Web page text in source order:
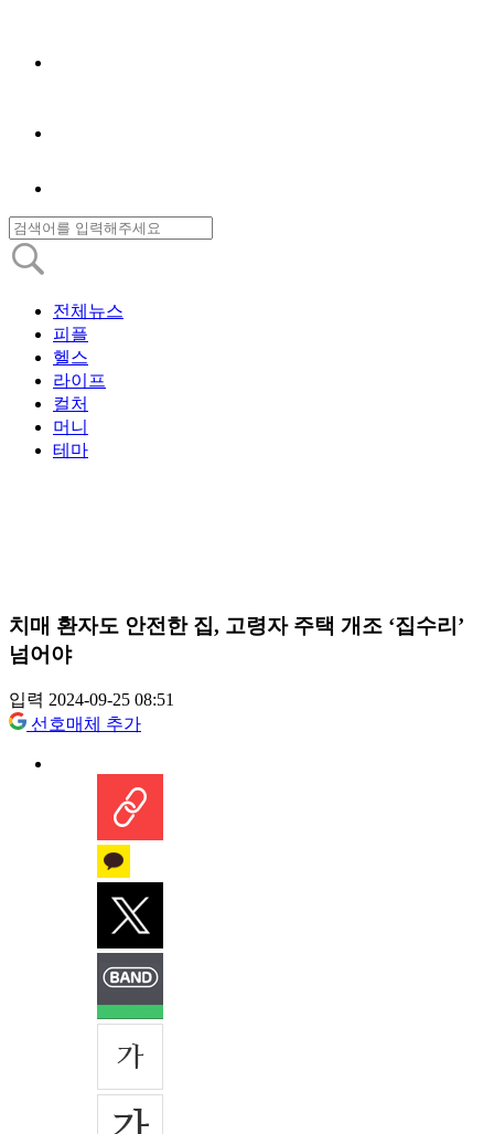
전체뉴스
피플
헬스
라이프
컬처
머니
테마
치매 환자도 안전한 집, 고령자 주택 개조 ‘집수리’
넘어야
입력 2024-09-25 08:51
선호매체 추가